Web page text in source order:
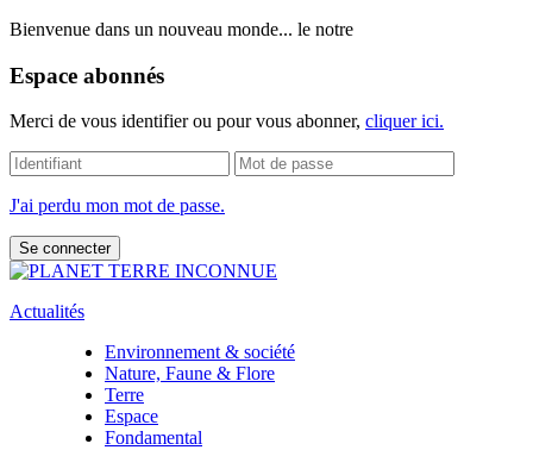
Bienvenue dans un nouveau monde... le notre
Espace abonnés
Merci de vous identifier ou pour vous abonner, cliquer ici.
J'ai perdu mon mot de passe.
Actualités
Environnement & société
Nature, Faune & Flore
Terre
Espace
Fondamental